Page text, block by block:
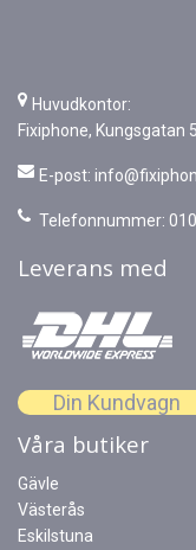
Huvudkontor:
Fixiphone, Kungsgatan
E-post:
Telefonnummer:
Leverans med
Din Kundvagn
Våra butiker
Gävle
Västerås
Eskilstuna